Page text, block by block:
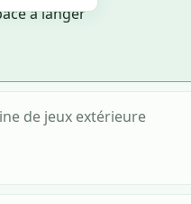
à langer
de jeux extérieure